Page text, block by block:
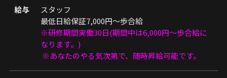
給与
スタッフ
最低日給保証7,000円〜歩合給
※研修期間実働30日(期間中は6,000円〜歩合給に
なります。)
※あなたのやる気次第で、随時昇給可能です。